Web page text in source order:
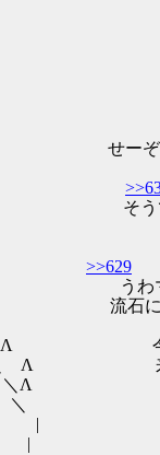
せーぞんほ
|: : |
ね。……
∧ | >>629
だ。前回
が空き
予定で動
来るの
|
|